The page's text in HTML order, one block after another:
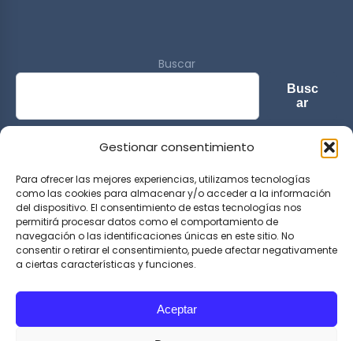
Gestionar consentimiento
Para ofrecer las mejores experiencias, utilizamos tecnologías
como las cookies para almacenar y/o acceder a la información
del dispositivo. El consentimiento de estas tecnologías nos
permitirá procesar datos como el comportamiento de
navegación o las identificaciones únicas en este sitio. No
consentir o retirar el consentimiento, puede afectar negativamente
a ciertas características y funciones.
Aceptar
Buscar
Busc
ar
© 2026 Sports & Lifestyle Magazine. All rights reserved.